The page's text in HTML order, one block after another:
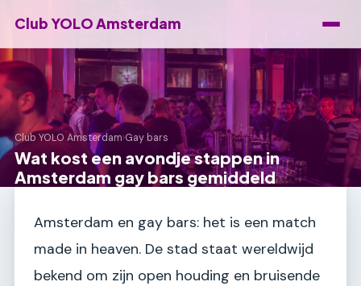
Club YOLO Amsterdam
Club YOLO Amsterdam›Gay bars
Wat kost een avondje stappen in
Amsterdam gay bars gemiddeld
Amsterdam en gay bars: het is een match
made in heaven. De stad staat wereldwijd
bekend om zijn open houding en bruisende